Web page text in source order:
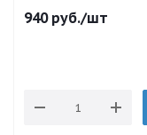
940руб./шт